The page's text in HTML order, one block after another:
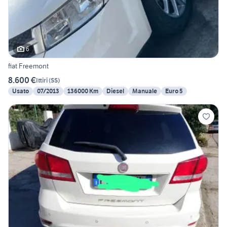
6
fiat Freemont
8.600 €Ittiri(SS)
Usato
07/2013 136000 Km Diesel Manuale Euro 5